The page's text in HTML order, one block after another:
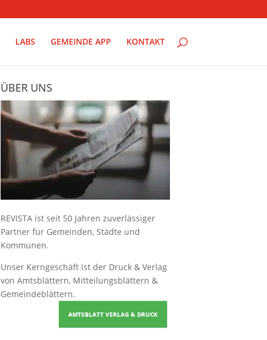
LABS GEMEINDE APP KONTAKT
ÜBER UNS
REVISTA ist seit 50 Jahren zuverlässiger
Partner für Gemeinden, Städte und
Kommunen.
Unser Kerngeschäft ist der Druck & Verlag
von Amtsblättern, Mitteilungsblättern &
Gemeindeblättern.
AMTSBLATT VERLAG & DRUCK